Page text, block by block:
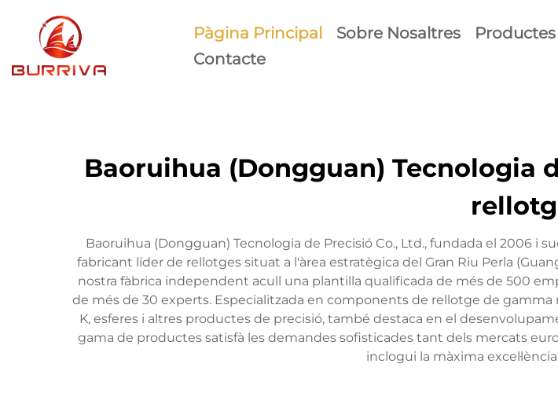
Pàgina Principal Sobre Nosaltres Productes
Contacte
Baoruihua (Dongguan) Tecnologia
Baoruihua (Dongguan) Tecnologia de Precisió Co., Ltd., fundada el 2006 i
fabricant líder de rellotges situat a l'àrea estratègica del Gran Riu Perla
nostra fàbrica independent acull una plantilla qualificada de més de 500
de més de 30 experts. Especialitzada en components de rellotge de gamma
K, esferes i altres productes de precisió, també destaca en el
gama de productes satisfà les demandes sofisticades tant dels mercats
inclogui la màxima